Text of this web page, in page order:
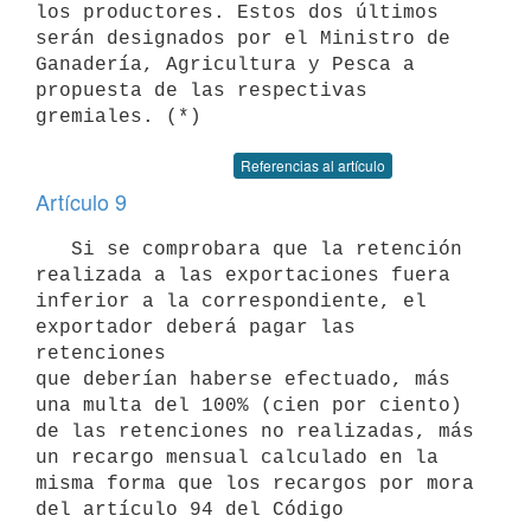
los productores. Estos dos últimos
serán designados por el Ministro de
Ganadería, Agricultura y Pesca a
propuesta de las respectivas
Referencias al artículo
Artículo 9
realizada a las exportaciones fuera
inferior a la correspondiente, el
exportador deberá pagar las
retenciones
que deberían haberse efectuado, más
una multa del 100% (cien por ciento)
de las retenciones no realizadas, más
un recargo mensual calculado en la
misma forma que los recargos por mora
del artículo 94 del Código